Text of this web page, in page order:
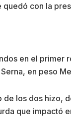
con la
en el
en peso
los dos hizo,
que impactó